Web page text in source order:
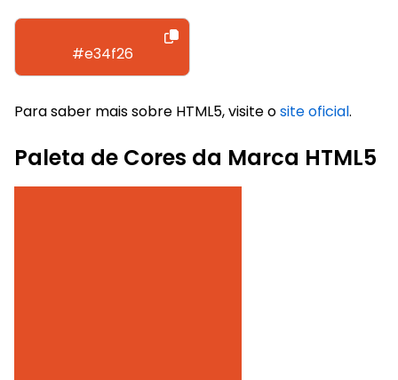
#e34f26
Para saber mais sobre HTML5, visite osite oficial.
Paleta de Cores da Marca HTML5